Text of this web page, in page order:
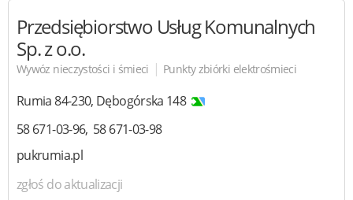
Przedsiębiorstwo Usług Komunalnych
Sp. z o.o.
Wywóz nieczystości i śmieci | Punkty zbiórki elektrośmieci
Rumia84-230, Dębogórska 148
58 671-03-96 58 671-03-98
pukrumia.pl
zgłoś do aktualizacji